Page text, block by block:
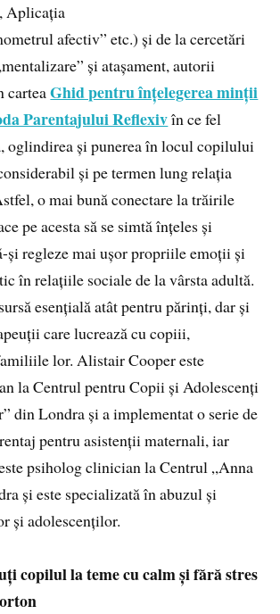
Aplicația
afectiv” etc.) și de la cercetări
și atașament, autorii
carteaGhid pentru înțelegerea minții
Parentajului Reflexivîn ce fel
oglindirea și punerea în locul copilului
și pe termen lung relația
o mai bună conectare la trăirile
pe acesta să se simtă înțeles și
și regleze mai ușor propriile emoții și
în relațiile sociale de la vârsta adultă.
esențială atât pentru părinți, dar și
care lucrează cu copiii,
lor. Alistair Cooper este
la Centrul pentru Copii și Adolescenți
din Londra și a implementat o serie de
pentru asistenții maternali, iar
psiholog clinician la Centrul „Anna
și este specializată în abuzul și
și adolescenților.
copilul la teme cu calm și fără stres